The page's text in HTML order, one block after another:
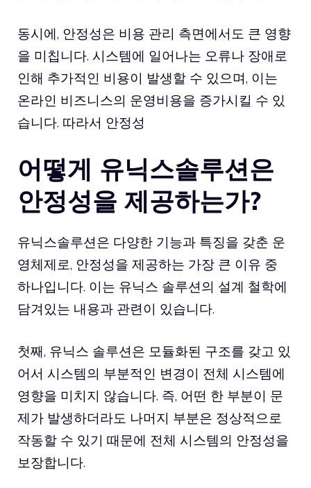
동시에, 안정성은 비용 관리 측면에서도 큰 영향
을 미칩니다. 시스템에 일어나는 오류나 장애로
인해 추가적인 비용이 발생할 수 있으며, 이는
온라인 비즈니스의 운영비용을 증가시킬 수 있
습니다. 따라서 안정성
어떻게 유닉스솔루션은
안정성을 제공하는가?
유닉스솔루션은 다양한 기능과 특징을 갖춘 운
영체제로, 안정성을 제공하는 가장 큰 이유 중
하나입니다. 이는 유닉스 솔루션의 설계 철학에
담겨있는 내용과 관련이 있습니다.
첫째, 유닉스 솔루션은 모듈화된 구조를 갖고 있
어서 시스템의 부분적인 변경이 전체 시스템에
영향을 미치지 않습니다. 즉, 어떤 한 부분이 문
제가 발생하더라도 나머지 부분은 정상적으로
작동할 수 있기 때문에 전체 시스템의 안정성을
보장합니다.